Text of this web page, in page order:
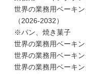
世界の業務用ベーキ
（2026-2032）
※パン、焼き菓子
世界の業務用ベーキ
世界の業務用ベーキ
世界の業務用ベーキ